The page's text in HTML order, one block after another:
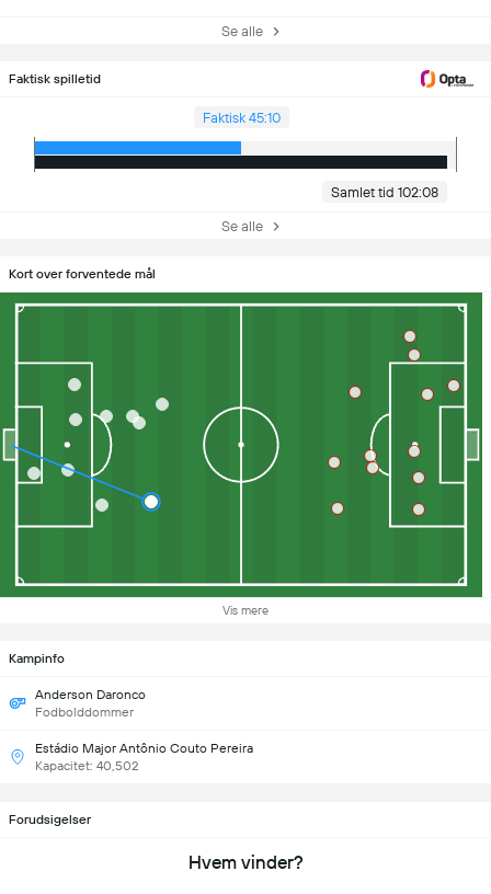
Se alle
Faktisk spilletid
Faktisk 45:10
Samlet tid 102:08
Se alle
Kort over forventede mål
Vis mere
Kampinfo
Anderson Daronco
Fodbolddommer
Estádio Major Antônio Couto Pereira
Kapacitet: 40,502
Forudsigelser
Hvem vinder?